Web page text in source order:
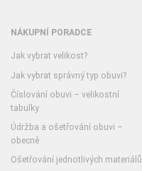
NÁKUPNÍ PORADCE
Jak vybrat velikost?
Jak vybrat správný typ obuvi?
Číslování obuvi – velikostní
tabulky
Údržba a ošetřování obuvi –
obecně
Ošetřování jednotlivých materiálů